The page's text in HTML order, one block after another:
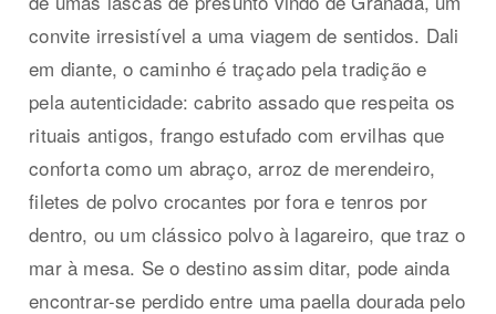
convite irresistível a uma viagem de sentidos. Dali
em diante, o caminho é traçado pela tradição e
pela autenticidade: cabrito assado que respeita os
rituais antigos, frango estufado com ervilhas que
conforta como um abraço, arroz de merendeiro,
filetes de polvo crocantes por fora e tenros por
dentro, ou um clássico polvo à lagareiro, que traz o
mar à mesa. Se o destino assim ditar, pode ainda
encontrar-se perdido entre uma paella dourada pelo